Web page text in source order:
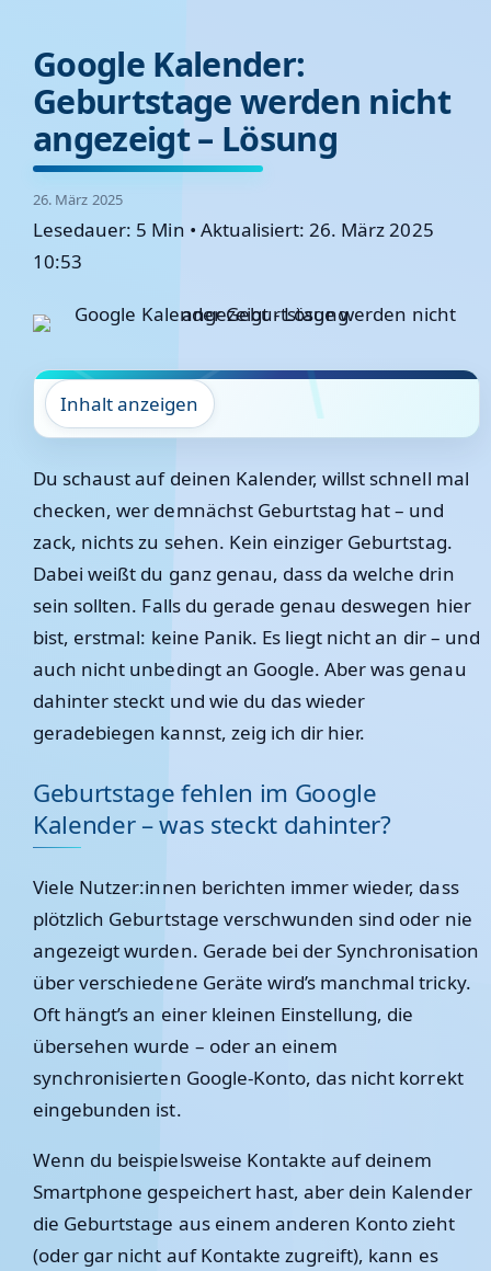
Google Kalender:
Geburtstage werden nicht
angezeigt – Lösung
26. März 2025
Lesedauer: 5 Min • Aktualisiert: 26. März 2025
10:53
Inhalt anzeigen
Du schaust auf deinen Kalender, willst schnell mal
checken, wer demnächst Geburtstag hat – und
zack, nichts zu sehen. Kein einziger Geburtstag.
Dabei weißt du ganz genau, dass da welche drin
sein sollten. Falls du gerade genau deswegen hier
bist, erstmal: keine Panik. Es liegt nicht an dir – und
auch nicht unbedingt an Google. Aber was genau
dahinter steckt und wie du das wieder
geradebiegen kannst, zeig ich dir hier.
Geburtstage fehlen im Google
Kalender – was steckt dahinter?
Viele Nutzer:innen berichten immer wieder, dass
plötzlich Geburtstage verschwunden sind oder nie
angezeigt wurden. Gerade bei der Synchronisation
über verschiedene Geräte wird’s manchmal tricky.
Oft hängt’s an einer kleinen Einstellung, die
übersehen wurde – oder an einem
synchronisierten Google-Konto, das nicht korrekt
eingebunden ist.
Wenn du beispielsweise Kontakte auf deinem
Smartphone gespeichert hast, aber dein Kalender
die Geburtstage aus einem anderen Konto zieht
(oder gar nicht auf Kontakte zugreift), kann es